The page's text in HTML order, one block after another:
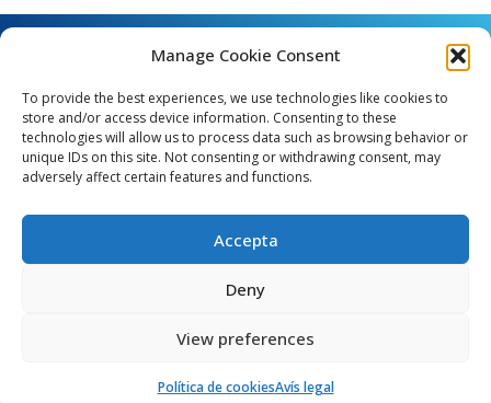
Manage Cookie Consent
To provide the best experiences, we use technologies like cookies to
store and/or access device information. Consenting to these
technologies will allow us to process data such as browsing behavior or
unique IDs on this site. Not consenting or withdrawing consent, may
adversely affect certain features and functions.
Accepta
Deny
View preferences
Política de cookiesAvís legal
Angel Guimerà, 8 - 08289 Copons
e_mail: copons@copons.cat
Crèdits Política de cookies (EU)